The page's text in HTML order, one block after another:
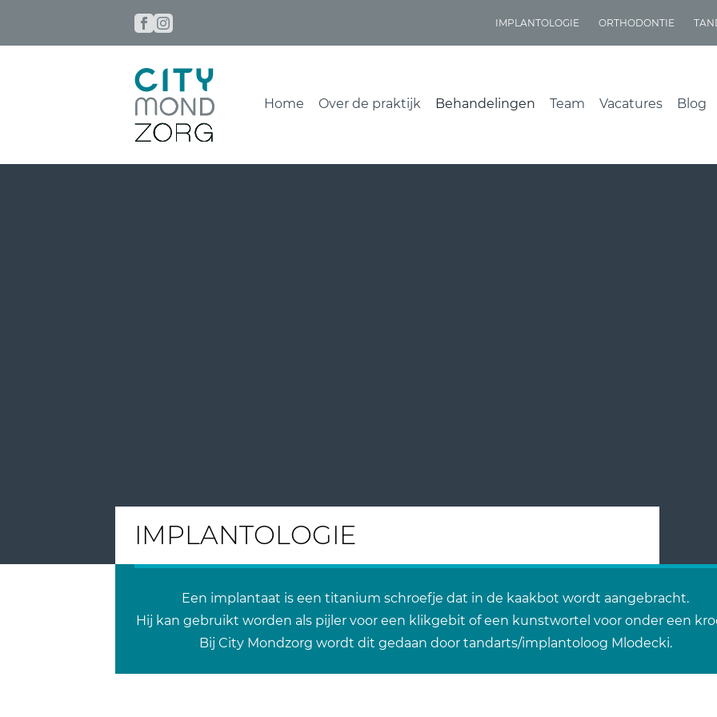
IMPLANTOLOGIE ORTHODONTIE
Home Over de praktijk Behandelingen Team Vacatures Blog
IMPLANTOLOGIE
Een implantaat is een titanium schroefje dat in de kaakbot wordt aangebracht.
Hij kan gebruikt worden als pijler voor een klikgebit of een kunstwortel voor onder een
Bij City Mondzorg wordt dit gedaan door tandarts/implantoloog Mlodecki.